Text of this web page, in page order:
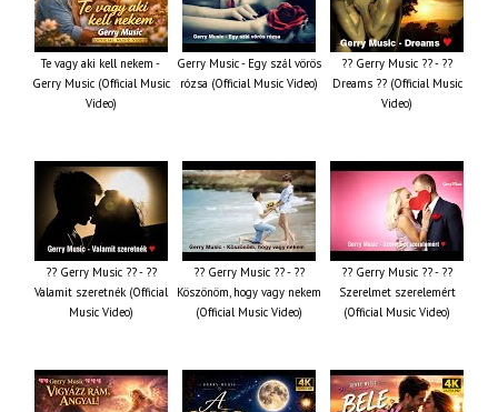
Te vagy aki kell nekem -
Gerry Music (Official Music
Video)
Gerry Music - Egy szál vörös
rózsa (Official Music Video)
?? Gerry Music ?? - ??
Dreams ?? (Official Music
Video)
?? Gerry Music ?? - ??
Valamit szeretnék (Official
Music Video)
?? Gerry Music ?? - ??
Köszönöm, hogy vagy nekem
(Official Music Video)
?? Gerry Music ?? - ??
Szerelmet szerelemért
(Official Music Video)